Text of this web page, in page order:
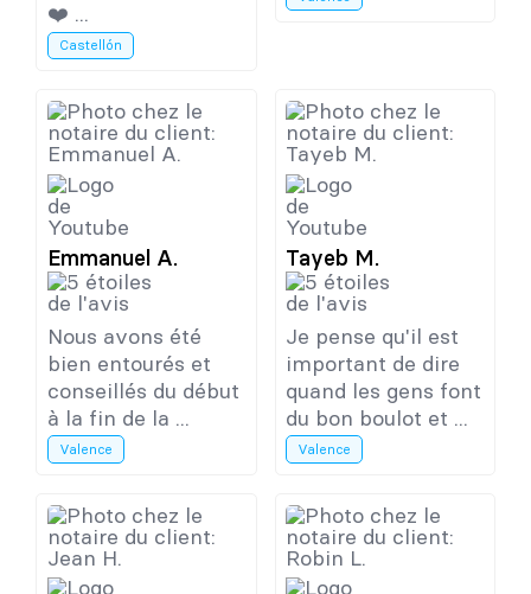
❤️ ...
Castellón
Emmanuel A.
Nous avons été
bien entourés et
conseillés du début
à la fin de la ...
Valence
Tayeb M.
Je pense qu'il est
important de dire
quand les gens font
du bon boulot et ...
Valence